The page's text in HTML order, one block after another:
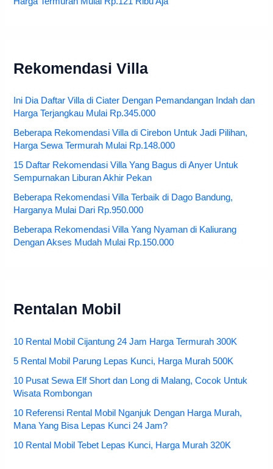
Rekomendasi Villa
Ini Dia Daftar Villa di Ciater Dengan Pemandangan Indah dan
Harga Terjangkau Mulai Rp.345.000
Beberapa Rekomendasi Villa di Cirebon Untuk Jadi Pilihan,
Harga Sewa Termurah Mulai Rp.148.000
15 Daftar Rekomendasi Villa Yang Bagus di Anyer Untuk
Sempurnakan Liburan Akhir Pekan
Beberapa Rekomendasi Villa Terbaik di Dago Bandung,
Harganya Mulai Dari Rp.950.000
Beberapa Rekomendasi Villa Yang Nyaman di Kaliurang
Dengan Akses Mudah Mulai Rp.150.000
Rentalan Mobil
10 Rental Mobil Cijantung 24 Jam Harga Termurah 300K
5 Rental Mobil Parung Lepas Kunci, Harga Murah 500K
10 Pusat Sewa Elf Short dan Long di Malang, Cocok Untuk
Wisata Rombongan
10 Referensi Rental Mobil Nganjuk Dengan Harga Murah,
Mana Yang Bisa Lepas Kunci 24 Jam?
10 Rental Mobil Tebet Lepas Kunci, Harga Murah 320K